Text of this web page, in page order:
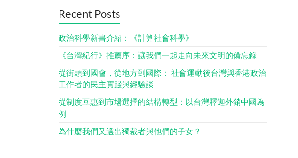
Recent Posts
政治科學新書介紹：《計算社會科學》
《台灣紀行》推薦序：讓我們一起走向未來文明的備忘錄
從街頭到國會，從地方到國際： 社會運動後台灣與香港政治
工作者的民主實踐與經驗談
從制度互惠到市場選擇的結構轉型：以台灣釋迦外銷中國為
例
為什麼我們又選出獨裁者與他們的子女？